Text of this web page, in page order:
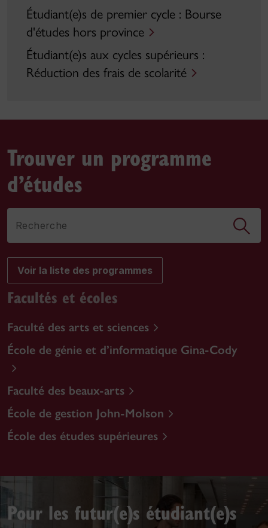
Étudiant(e)s de premier cycle : Bourse
d'études hors province
Étudiant(e)s aux cycles supérieurs :
Réduction des frais de scolarité
Trouver un programme
d’études
Voir la liste des programmes
Facultés et écoles
Faculté des arts et sciences
École de génie et d’informatique Gina-Cody
Faculté des beaux-arts
École de gestion John-Molson
École des études supérieures
Pour les futur(e)s étudiant(e)s